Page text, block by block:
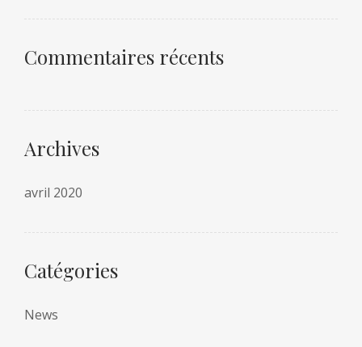
Commentaires récents
Archives
avril 2020
Catégories
News